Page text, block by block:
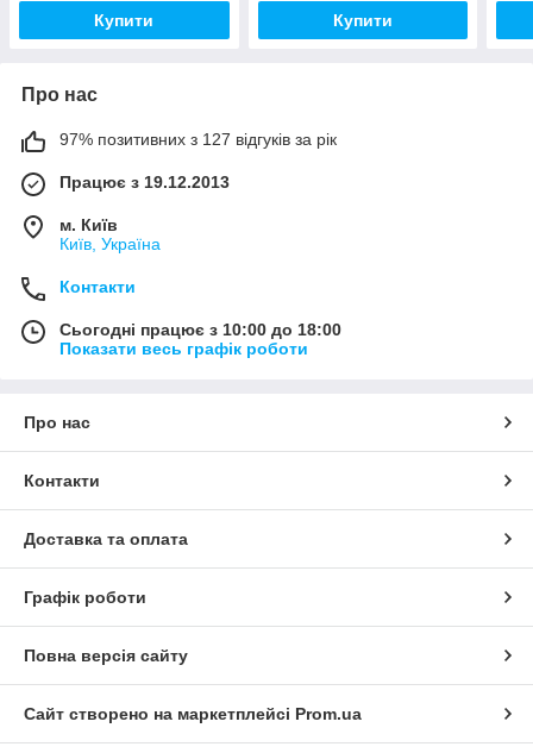
Купити Купити
Про нас
97% позитивних з 127 відгуків за рік
Працює з 19.12.2013
м. Київ
Київ, Україна
Контакти
Сьогодні працює з 10:00 до 18:00
Показати весь графік роботи
Про нас
Контакти
Доставка та оплата
Графік роботи
Повна версія сайту
Сайт створено на маркетплейсі Prom.ua